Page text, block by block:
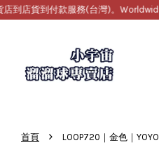
貨到付款服務(台灣)。Worldwide
首頁 › LOOP720｜金色｜